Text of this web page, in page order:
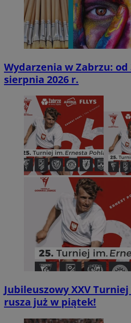
Wydarzenia w Zabrzu:
sierpnia 2026 r.
Jubileuszowy XXV
rusza już w piątek!